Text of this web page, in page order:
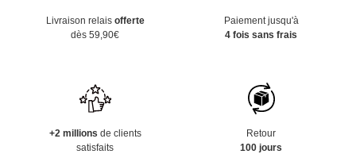
Livraison relais offerte
dès 59,90€
Paiement jusqu'à
4 fois sans frais
+2 millions de clients
satisfaits
Retour
100 jours